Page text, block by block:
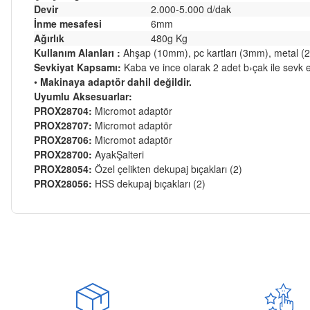
Devir
2.000-5.000 d/dak
İnme mesafesi
6mm
Ağırlık
480g Kg
Kullanım Alanları : Ahşap (10mm), pc kartları (3mm), metal
Sevkiyat Kapsamı: Kaba ve ince olarak 2 adet b›çak ile sevk
• Makinaya adaptör dahil değildir.
Uyumlu Aksesuarlar:
PROX28704: Micromot adaptör
PROX28707: Micromot adaptör
PROX28706: Micromot adaptör
PROX28700: AyakŞalteri
PROX28054: Özel çelikten dekupaj bıçakları (2)
PROX28056: HSS dekupaj bıçakları (2)
Ürün açıklamasında eksik bilgiler bulunuyor.
Ürün bilgilerinde hatalar bulunuyor.